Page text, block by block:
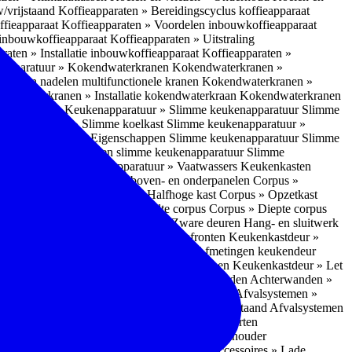
vrijstaand Koffieapparaten » Bereidingscyclus koffieapparaat
Koffieapparaten » Voordelen inbouwkoffieapparaat
Koffieapparaten » Uitstraling
» Installatie inbouwkoffieapparaat Koffieapparaten »
» Kokendwaterkranen Kokendwaterkranen »
en nadelen multifunctionele kranen Kokendwaterkranen »
» Installatie kokendwaterkraan Kokendwaterkranen
» OvensKeukenapparatuur » Slimme keukenapparatuur Slimme
» Slimme koelkast Slimme keukenapparatuur »
» Eigenschappen Slimme keukenapparatuur Slimme
» Nadelen slimme keukenapparatuur Slimme
Keukenapparatuur » Vaatwassers Keukenkasten
Corpus » Buitenkant zij-, boven- en onderpanelen Corpus »
Corpus » Halfhoge kast Corpus » Opzetkast
Corpus » Breedte corpus Corpus » Diepte corpus
Hang- en sluitwerk » Zware deuren Hang- en sluitwerk
» Soorten deur- en ladefronten Keukenkastdeur »
Keukenkastdeur » Afmetingen keukendeur
Keukenkastdeur » Deurgrepen Keukenkastdeur » Let
Achterwanden » Nadelen achterwanden Achterwanden »
Afvalsystemen »
Afvalsystemen » Vrijstaand Afvalsystemen
Inbouwaccessoires » Soorten
Inbouwaccessoires » Handdoekhouder